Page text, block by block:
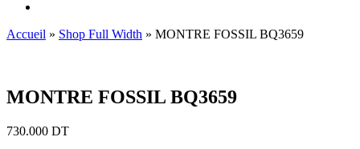
Accueil » Shop Full Width » MONTRE FOSSIL BQ3659
MONTRE FOSSIL BQ3659
730.000 DT